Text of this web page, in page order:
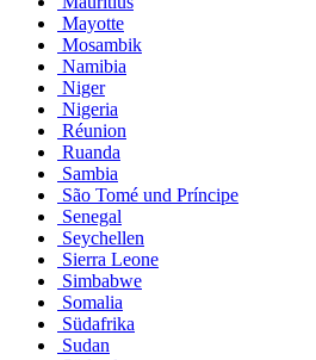
Mayotte
Mosambik
Namibia
Niger
Nigeria
Réunion
Ruanda
Sambia
São Tomé und Príncipe
Senegal
Seychellen
Sierra Leone
Simbabwe
Somalia
Südafrika
Sudan